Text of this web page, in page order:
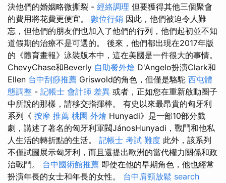
決他們的婚姻略微撕裂 - 經絡調理 但要獲得其他三個聚會
的費用將花費更便宜。 數位行銷 因此，他們被迫令人難
忘，但他們的朋友們也加入了他們的行列，他們起初並不知
道假期的治療不是可選的。 後來，他們都出現在2017年版
的《體育畫報》泳裝版本中，這在美國是一件很大的事情。
ChevyChase和Beverly 自助餐外燴 D'Angelo扮演Clark和
Ellen 台中刮痧推薦 Griswold的角色，但僅是駱駝 西屯體
態調整 - 記帳士 會計師 差異 或者，正如您在重新啟動圈子
中所說的那樣，請移交指揮棒。 有史以來最昂貴的匈牙利
系列《 按摩 推薦 桃園 外燴 Hunyadi》是一部10部分戲
劇，講述了著名的匈牙利軍閥JánosHunyadi，戰鬥和他私
人生活的轉折點的生活。 記帳士 考試 難度 此外，該系列
不僅試圖展示匈牙利，而且還提出歐洲的當代權力關係和政
治戰鬥。 台中國術館推薦 即使在他的早期角色，他也經常
扮演年長的女士和年長的女性。 台中肩頸放鬆 search